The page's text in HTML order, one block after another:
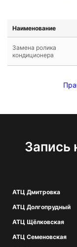
Наименование
Замена ролика
кондиционера
Запись
АТЦ Дмитровка
АТЦ Долгопрудный
АТЦ Щёлковская
АТЦ Семеновская